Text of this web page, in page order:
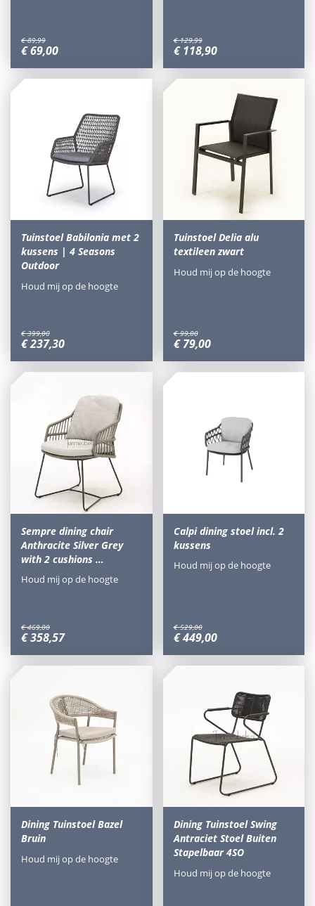
€ 89,99
€69,00
€ 129,99
€ 118,90
Tuinstoel Babilonia met 2
kussens | 4 Seasons
Outdoor
€ 399,00
€237,30
Houd mij op de hoogte
Tuinstoel Delia alu
textileen zwart
€ 99,00
€ 79,00
Houd mij op de hoogte
Sempre dining chair
Anthracite Silver Grey
with 2 cushions …
€ 469,00
€358,57
Houd mij op de hoogte
Calpi dining stoel incl. 2
kussens
€ 529,00
€ 449,00
Houd mij op de hoogte
Dining Tuinstoel Bazel
Bruin
Houd mij op de hoogte
Dining Tuinstoel Swing
Antraciet Stoel Buiten
Stapelbaar 4SO
Houd mij op de hoogte